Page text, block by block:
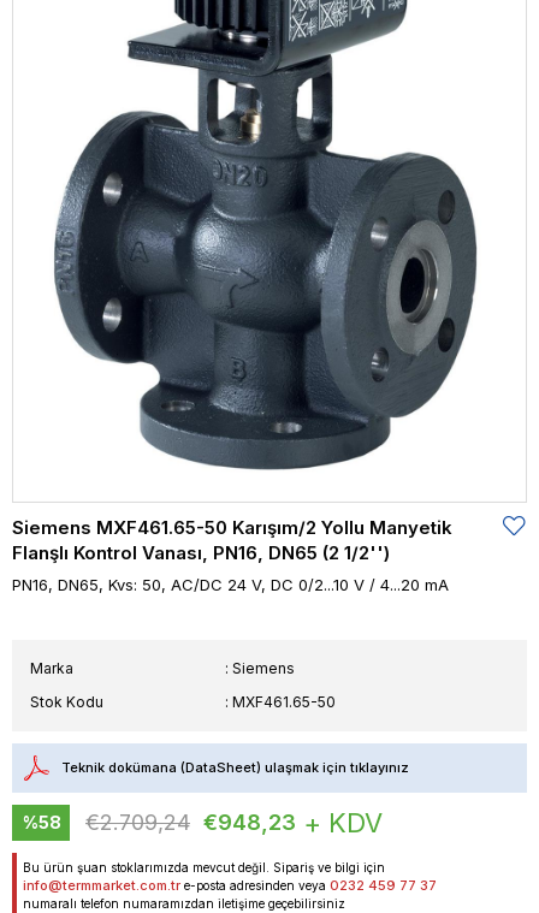
Siemens MXF461.65-50 Karışım/2 Yollu Manyetik
Flanşlı Kontrol Vanası, PN16, DN65 (2 1/2'')
PN16, DN65, Kvs: 50, AC/DC 24 V, DC 0/2...10 V / 4...20 mA
Marka : Siemens
Stok Kodu
MXF461.65-50
Teknik dokümana (DataSheet) ulaşmak için tıklayınız
%58
İndirim
€2.709,24 €948,23 + KDV
Bu ürün şuan stoklarımızda mevcut değil. Sipariş ve bilgi için
info@termmarket.com.tr e-posta adresinden veya 0232 459 77 37
numaralı telefon numaramızdan iletişime geçebilirsiniz